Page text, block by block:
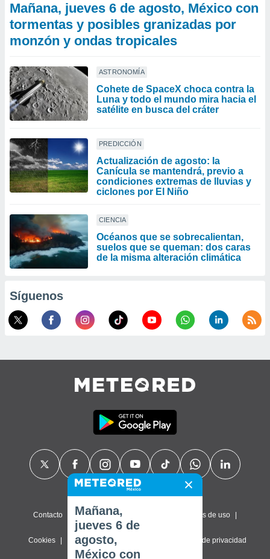
Mañana, jueves 6 de agosto, México con
tormentas y posibles granizadas por
monzón y ondas tropicales
ASTRONOMÍA
Cohete de SpaceX choca contra la
Luna y todo el mundo mira hacia el
satélite en busca del cráter
PREDICCIÓN
Actualización de agosto: la
Canícula se mantendrá, previo a
condiciones extremas de lluvias y
ciclones por El Niño
CIENCIA
Océanos que se sobrecalientan,
suelos que se queman: dos caras
de la misma alteración climática
Síguenos
Contacto Sobre nosotros Términos de uso
Cookies Política de privacidad Configuración de privacidad
Mañana,
jueves 6 de
agosto,
México con